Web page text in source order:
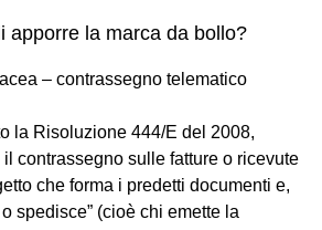
apporre la marca da bollo?
– contrassegno telematico
la Risoluzione 444/E del 2008,
contrassegno sulle fatture o ricevute
che forma i predetti documenti e,
spedisce” (cioè chi emette la